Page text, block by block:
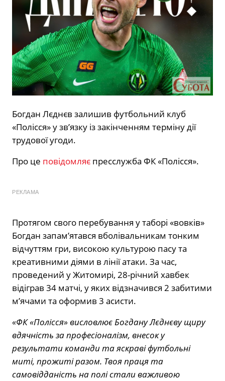
Богдан Лєднєв залишив футбольний клуб
«Полісся» у зв’язку із закінченням терміну дії
трудової угоди.
Про це повідомляє пресслужба ФК «Полісся».
РЕКЛАМА
Протягом свого перебування у таборі «вовків»
Богдан запам’ятався вболівальникам тонким
відчуттям гри, високою культурою пасу та
креативними діями в лінії атаки. За час,
проведений у Житомирі, 28-річний хавбек
відіграв 34 матчі, у яких відзначився 2 забитими
м’ячами та оформив 3 асисти.
«ФК «Полісся» висловлює Богдану Лєднєву щиру
вдячність за професіоналізм, внесок у
результати команди та яскраві футбольні
миті, прожиті разом. Твоя праця та
самовідданість на полі стали важливою